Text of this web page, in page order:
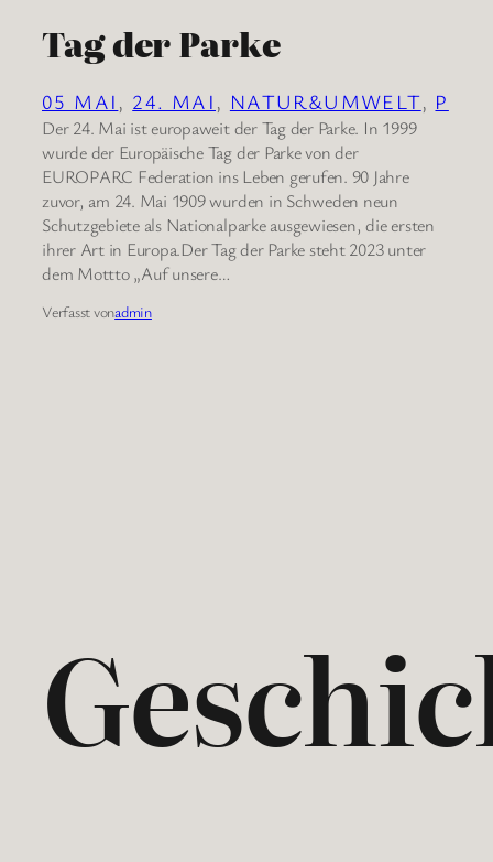
Tag der Parke
05 MAI , 24. MAI , NATUR&UMWELT, P
Der 24. Mai ist europaweit der Tag der Parke. In 1999
wurde der Europäische Tag der Parke von der
EUROPARC Federation ins Leben gerufen. 90 Jahre
zuvor, am 24. Mai 1909 wurden in Schweden neun
Schutzgebiete als Nationalparke ausgewiesen, die ersten
ihrer Art in Europa.Der Tag der Parke steht 2023 unter
dem Mottto „Auf unsere…
Verfasst vonadmin